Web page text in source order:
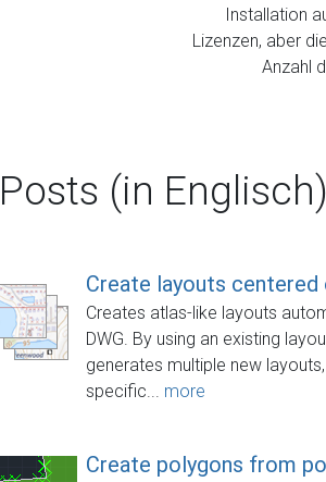
Installation
Lizenzen, aber
Anzahl
(in Englisch)
Create layouts
Creates atlas-like layouts
DWG. By using an existing
generates multiple new
specific... more
Create polygons from